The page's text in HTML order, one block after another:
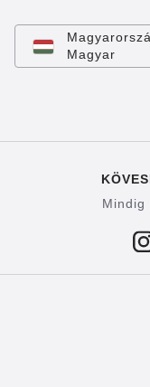
Magyar
Mindig